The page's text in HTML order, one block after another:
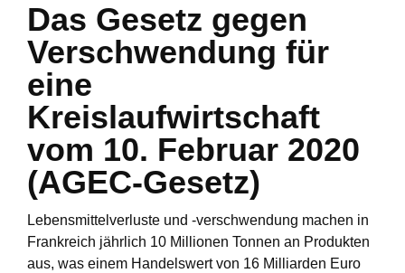
Das Gesetz gegen
Verschwendung für
eine
Kreislaufwirtschaft
vom 10. Februar 2020
(AGEC-Gesetz)
Lebensmittelverluste und -verschwendung machen in
Frankreich jährlich 10 Millionen Tonnen an Produkten
aus, was einem Handelswert von 16 Milliarden Euro